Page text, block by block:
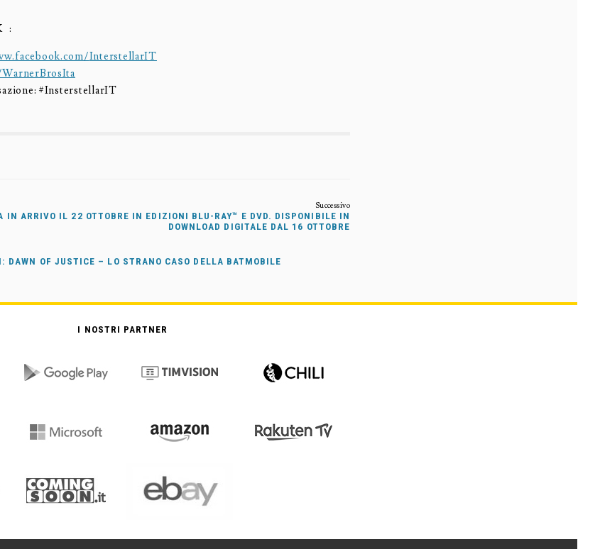
:
InterstellarIT
#InsterstellarIT
IN ARRIVO IL 22 OTTOBRE IN EDIZIONI BLU-RAY™ E DVD. DISPONIBILE IN
DOWNLOAD DIGITALE DAL 16 OTTOBRE
DAWN OF JUSTICE – LO STRANO CASO DELLA BATMOBILE
I NOSTRI PARTNER